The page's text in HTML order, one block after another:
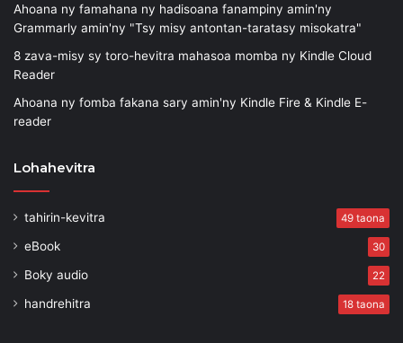
Ahoana ny famahana ny hadisoana fanampiny amin'ny
Grammarly amin'ny "Tsy misy antontan-taratasy misokatra"
8 zava-misy sy toro-hevitra mahasoa momba ny Kindle Cloud
Reader
Ahoana ny fomba fakana sary amin'ny Kindle Fire & Kindle E-
reader
Lohahevitra
tahirin-kevitra 49 taona
eBook 30
Boky audio 22
handrehitra 18 taona